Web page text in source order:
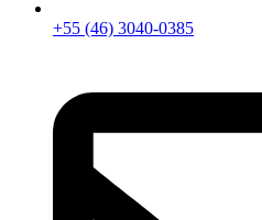
+55 (46) 3040-0385